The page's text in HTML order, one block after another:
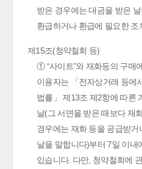
받은 경우에는 대금을 받은
환급하거나 환급에 필요한 조
제15조(청약철회 등)
① “사이트”와 재화등의 구매
이용자는 「전자상거래 등에
법률」 제13조 제2항에 따른
날(그 서면을 받은 때보다 재
경우에는 재화 등을 공급받
날을 말합니다)부터 7일 이내
있습니다. 다만, 청약철회에